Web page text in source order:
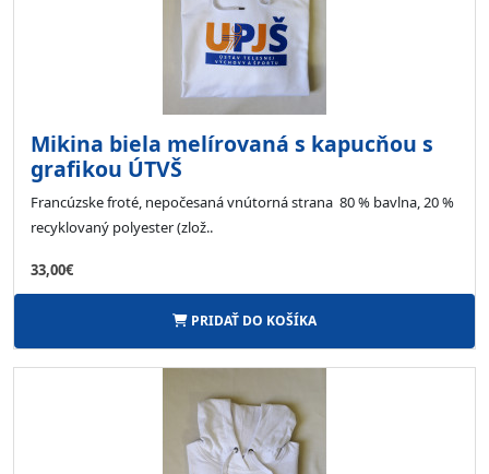
Mikina biela melírovaná s kapucňou s
grafikou ÚTVŠ
Francúzske froté, nepočesaná vnútorná strana 80 % bavlna, 20 %
recyklovaný polyester (zlož..
33,00€
PRIDAŤ DO KOŠÍKA